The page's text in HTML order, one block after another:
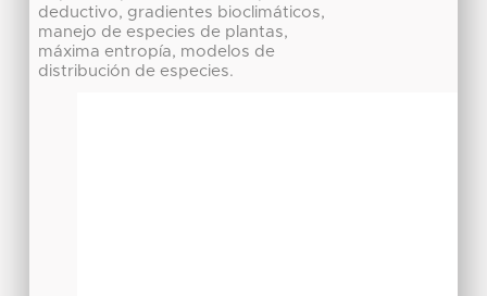
deductivo, gradientes bioclimáticos,
manejo de especies de plantas,
máxima entropía, modelos de
distribución de especies.